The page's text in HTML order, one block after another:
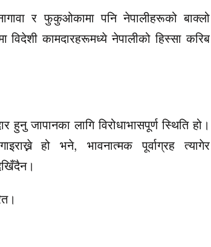
र फुकुओकामा पनि नेपालीहरूको बाक्लो
कामदारहरूमध्ये नेपालीको हिस्सा करिब
हुनु जापानका लागि विरोधाभासपूर्ण स्थिति हो।
हो भने, भावनात्मक पूर्वाग्रह त्यागेर